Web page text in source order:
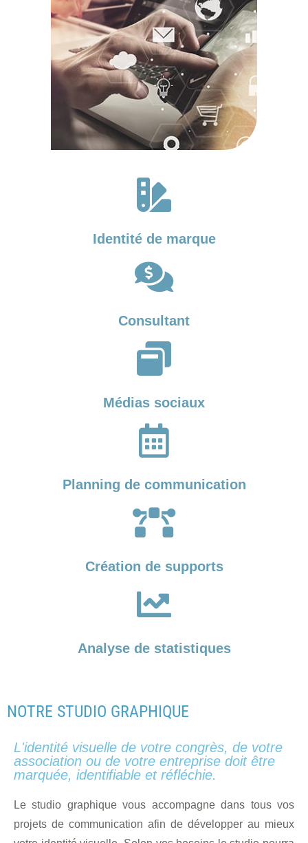
Identité de marque
Consultant
Médias sociaux
Planning de communication
Création de supports
Analyse de statistiques
NOTRE STUDIO GRAPHIQUE
L'identité visuelle de votre congrès, de votre
association ou de votre entreprise doit être
marquée, identifiable et réfléchie.
Le studio graphique vous accompagne dans tous vos
projets de communication afin de développer au mieux